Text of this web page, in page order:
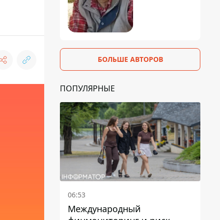
БОЛЬШЕ АВТОРОВ
ПОПУЛЯРНЫЕ
06:53
Международный